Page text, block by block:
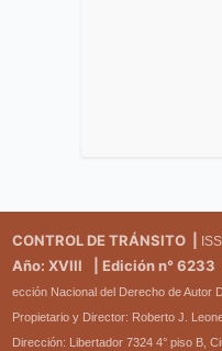
CONTROL DE TRÁNSITO |
Año: XVIII | Edición n° 6233
ección Nacional del Derecho de Autor
Propietario y Director: Roberto J.
Dirección: Libertador 7324 4° piso B,